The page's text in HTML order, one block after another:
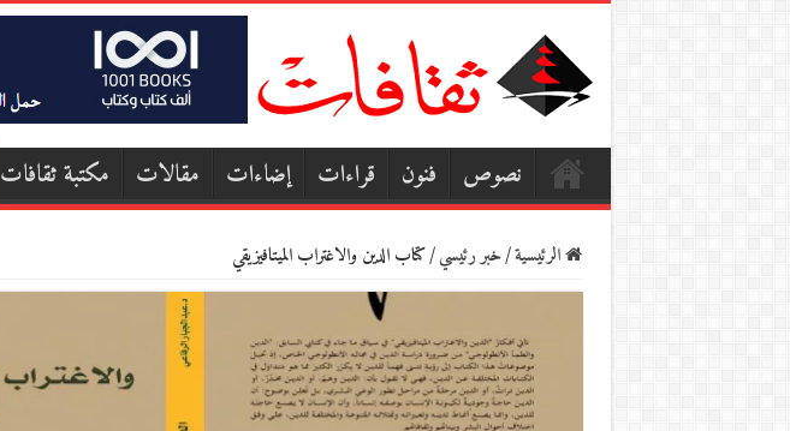
نصوص فنون قراءات إضاءات مقالات مكتبة ثقافات
الرئيسية/خبر رئيسي/كتاب الدين والاغتراب الميتافيزيقي